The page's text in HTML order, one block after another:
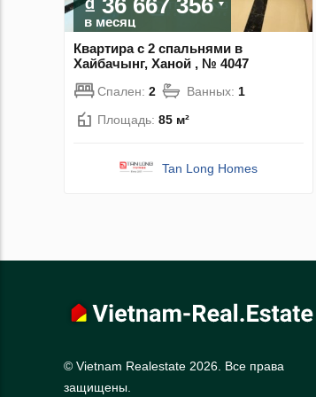
в месяц
Квартира с 2 спальнями в
Хайбачынг, Ханой , № 4047
Спален: 2 Ванных: 1
Площадь: 85 м²
Tan Long Homes
© Vietnam Realestate 2026. Все права
защищены.